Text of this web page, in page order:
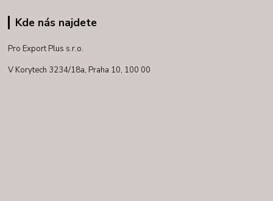
Kde nás najdete
Pro Export Plus s.r.o.
V Korytech 3234/18a, Praha 10, 100 00